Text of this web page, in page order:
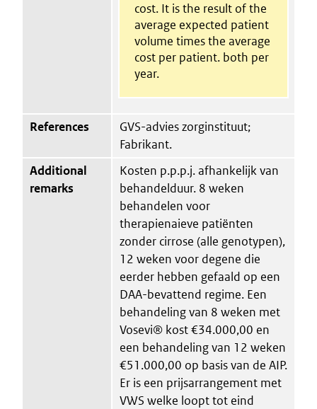
cost. It is the result of the
average expected patient
volume times the average
cost per patient. both per
year.
References
GVS-advies zorginstituut;
Fabrikant.
Additional
remarks
Kosten p.p.p.j. afhankelijk van
behandelduur. 8 weken
behandelen voor
therapienaieve patiënten
zonder cirrose (alle genotypen),
12 weken voor degene die
eerder hebben gefaald op een
DAA-bevattend regime. Een
behandeling van 8 weken met
Vosevi® kost €34.000,00 en
een behandeling van 12 weken
€51.000,00 op basis van de AIP.
Er is een prijsarrangement met
VWS welke loopt tot eind